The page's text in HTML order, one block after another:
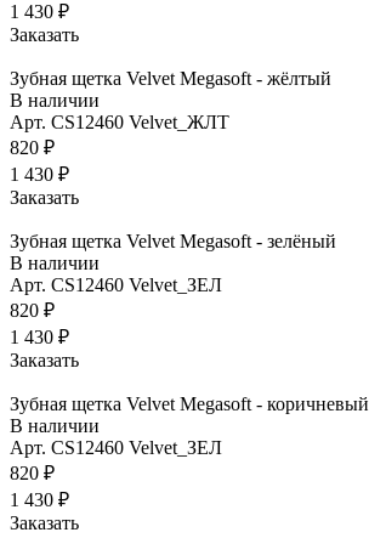
1 430 ₽
Заказать
Зубная щетка Velvet Megasoft - жёлтый
В наличии
Арт. CS12460 Velvet_ЖЛТ
820 ₽
1 430 ₽
Заказать
Зубная щетка Velvet Megasoft - зелёный
В наличии
Арт. CS12460 Velvet_ЗЕЛ
820 ₽
1 430 ₽
Заказать
Зубная щетка Velvet Megasoft - коричневый
В наличии
Арт. CS12460 Velvet_ЗЕЛ
820 ₽
1 430 ₽
Заказать